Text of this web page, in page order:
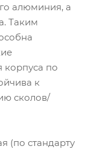
алюминия, а
Таким
корпуса по
к
сколов/
(по стандарту